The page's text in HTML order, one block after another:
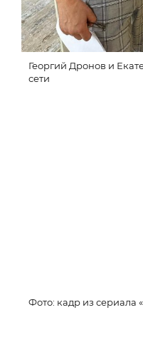
Георгий Дронов и
сети
Фото: кадр из сериала